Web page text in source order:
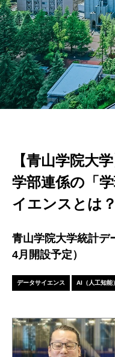
【青山学院大
学部連係の「
イエンスとは？
青山学院大学統計デ
4月開設予定）
データサイエンス AI（人工知能）